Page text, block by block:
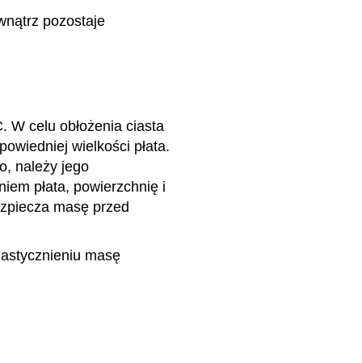
pozostaje
W celu obłożenia ciasta
wielkości płata.
należy jego
płata, powierzchnię i
masę przed
masę